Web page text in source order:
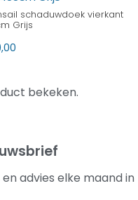
schaduwdoek vierkant
Grijs
bekeken.
advies elke maand in